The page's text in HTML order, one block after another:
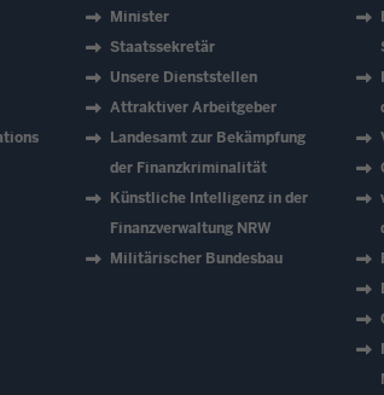
Minister
Staatssekretär
Unsere Dienststellen
Attraktiver Arbeitgeber
Landesamt zur Bekämpfung
der Finanzkriminalität
Künstliche Intelligenz in der
Finanzverwaltung NRW
Militärischer Bundesbau